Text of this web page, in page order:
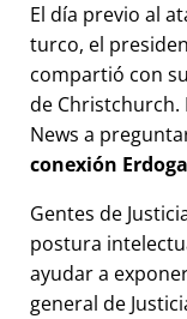
El día previo al
turco, el
compartió con
de Christchurch.
News a
conexión
Gentes de
postura
ayudar a
general de